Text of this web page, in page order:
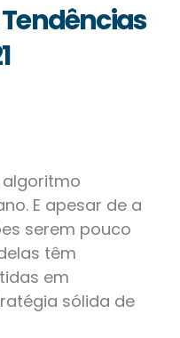
algoritmo
E apesar de a
serem pouco
têm
em
sólida de